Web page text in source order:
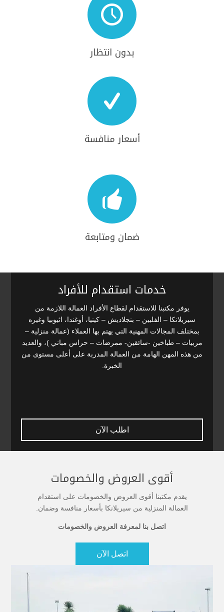

بدون انتظار

أسعار منافسة

ضمان ومتابعة
خدمات استقدام للأفراد
يوفر مكتبنا للاستقدام لقطاع الأفراد العمالة اللازمة من
سيريلانكا – الفلبين – بنجلاديش – كينيا، أوغندا، اثيوبيا وغيره
بمختلف المجالات المهنية التي يهتم بها العملاء (عمالة منزلية –
مربيات – طباخين -سائقين- ممرضات – حراس مباني )، والعديد
من هذه المهن الهامة من العمالة المدربة على أعلى مستوى من
الخبرة.
اطلب الآن
أقوى العروض والخصومات
يقدم مكتبنا أقوى العروض والخصومات على استقدام
العمالة المنزلية من سيريلانكا بأسعار منافسة وضمان.
اتصل بنا لمعرفة العروض والخصومات
اتصل الآن